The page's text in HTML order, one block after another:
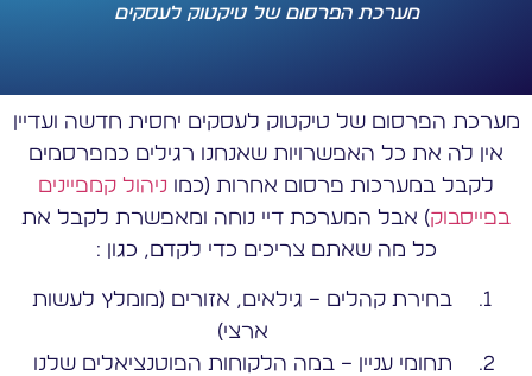
מערכת הפרסום של טיקטוק לעסקים
מערכת הפרסום של טיקטוק לעסקים יחסית חדשה ועדיין
אין לה את כל האפשרויות שאנחנו רגילים כמפרסמים
לקבל במערכות פרסום אחרות (כמו ניהול קמפיינים
בפייסבוק) אבל המערכת דיי נוחה ומאפשרת לקבל את
כל מה שאתם צריכים כדי לקדם, כגון :
בחירת קהלים – גילאים, אזורים (מומלץ לעשות
ארצי)
תחומי עניין – במה הלקוחות הפוטנציאלים שלנו